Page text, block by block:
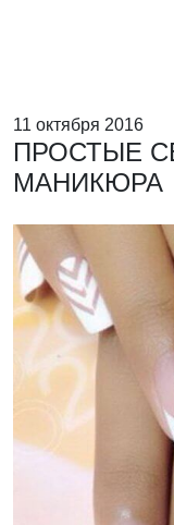
11 октября 2016
ПРОСТЫЕ
МАНИКЮРА